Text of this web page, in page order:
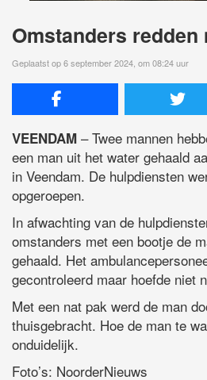
Omstanders redden
Geplaatst op 6 september 2024, om 08:24 uur
VEENDAM – Twee mannen
een man uit het water gehaald
in Veendam. De hulpdiensten
opgeroepen.
In afwachting van de
omstanders met een bootje de
gehaald. Het
gecontroleerd maar hoefde niet
Met een nat pak werd de man
thuisgebracht. Hoe de man te
onduidelijk.
Foto’s: NoorderNieuws